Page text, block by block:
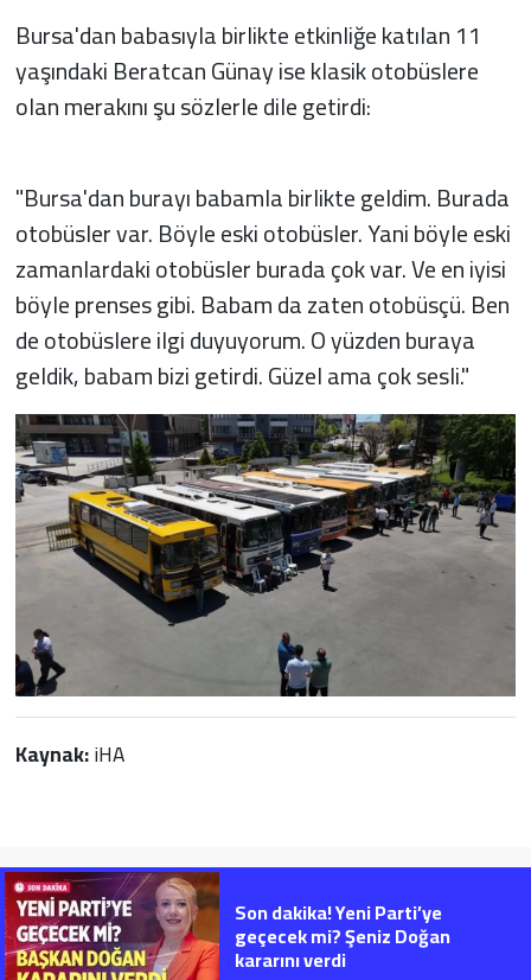
Bursa'dan babasıyla birlikte etkinliğe katılan 11
yaşındaki Beratcan Günay ise klasik otobüslere
olan merakını şu sözlerle dile getirdi:
"Bursa'dan burayı babamla birlikte geldim. Burada
otobüsler var. Böyle eski otobüsler. Yani böyle eski
zamanlardaki otobüsler burada çok var. Ve en iyisi
böyle prenses gibi. Babam da zaten otobüsçü. Ben
de otobüslere ilgi duyuyorum. O yüzden buraya
geldik, babam bizi getirdi. Güzel ama çok sesli."
Kaynak:iHA
Son dakika! Yeni Parti’ye
geçecek mi? Şeniz Doğan
kararını verdi